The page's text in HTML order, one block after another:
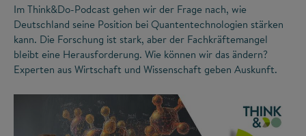
Im Think&Do-Podcast gehen wir der Frage nach, wie
Deutschland seine Position bei Quantentechnologien stärken
kann. Die Forschung ist stark, aber der Fachkräftemangel
bleibt eine Herausforderung. Wie können wir das ändern?
Experten aus Wirtschaft und Wissenschaft geben Auskunft.